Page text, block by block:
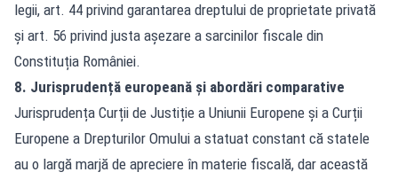
legii, art. 44 privind garantarea dreptului de proprietate privată
și art. 56 privind justa așezare a sarcinilor fiscale din
Constituția României.
8. Jurisprudență europeană și abordări comparative
Jurisprudența Curții de Justiție a Uniunii Europene și a Curții
Europene a Drepturilor Omului a statuat constant că statele
au o largă marjă de apreciere în materie fiscală, dar această